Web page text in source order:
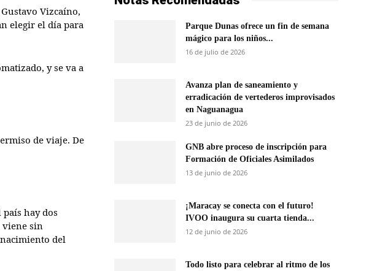
Vizcaíno,
elegir el día para
y se va a
de viaje. De
hay dos
viene sin
del
Parque Dunas ofrece un fin de semana
mágico para los niños...
16 de julio de 2026
Avanza plan de saneamiento y
erradicación de vertederos improvisados
en Naguanagua
23 de junio de 2026
GNB abre proceso de inscripción para
Formación de Oficiales Asimilados
13 de junio de 2026
¡Maracay se conecta con el futuro!
IVOO inaugura su cuarta tienda...
12 de junio de 2026
Todo listo para celebrar al ritmo de los